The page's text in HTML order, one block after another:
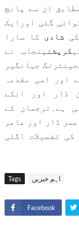
ان سے پانچ
گئی اورایک
شادی کا سارا
کرپشنپنجاب نے
جہانگیر
اور اسی مقدمہ
ڈار اور انکے
ہے۔ترجمان کے
ڈار اور عامر
تفصیلات اگلی
Tags اہم خبریں
Facebook